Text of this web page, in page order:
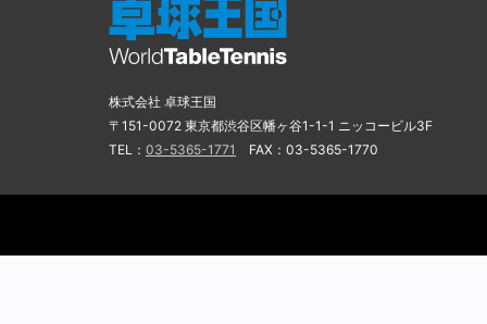
株式会社 卓球王国
〒151-0072 東京都渋谷区幡ヶ谷1-1-1 ニッコービル3F
TEL： 03-5365-1771 FAX：03-5365-1770